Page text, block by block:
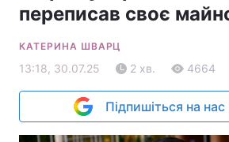
переписав своє
КАТЕРИНА ШВАРЦ
13:18, 30.07.25 2 хв. 4664
Підпишіться на